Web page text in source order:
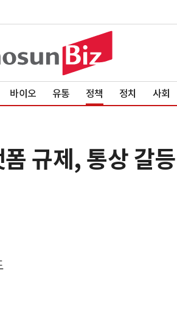
바이오 유통 정책 정치 사회
규제, 통상 갈